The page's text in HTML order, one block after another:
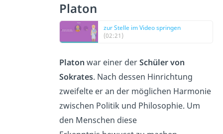
Platon
zur Stelle im Video springen
(02:21)
Platon war einer derSchüler von
Sokrates. Nach dessen Hinrichtung
zweifelte er an der möglichen Harmonie
zwischen Politik und Philosophie. Um
den Menschen diese